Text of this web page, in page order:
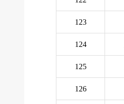
123
124
125
126